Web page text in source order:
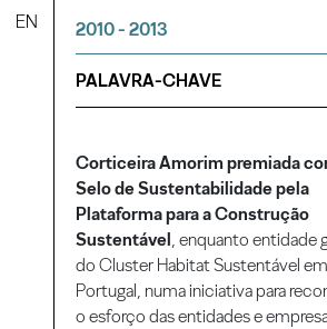
EN 2010 - 2013
Corticeira Amorim premiada
Selo de Sustentabilidade pela
Plataforma para a Construção
Sustentável , enquanto entidade
do Cluster Habitat Sustentável em
Portugal, numa iniciativa para
o esforço das entidades e